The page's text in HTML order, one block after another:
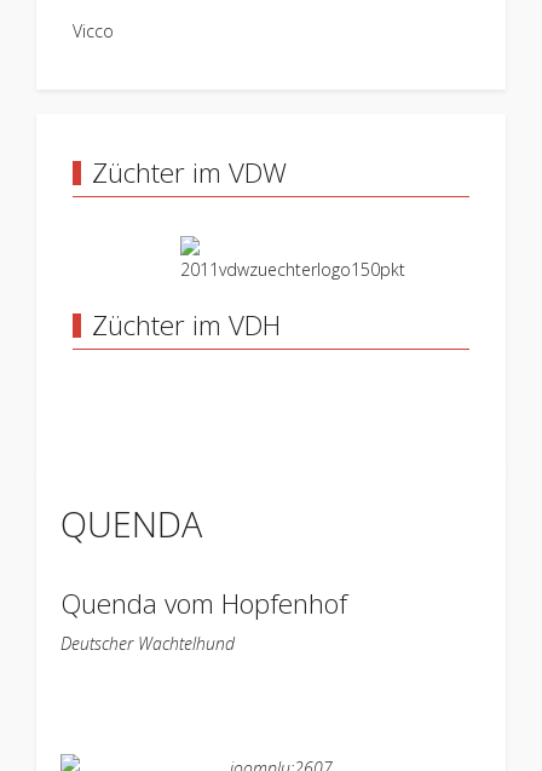
Vicco
Züchter im VDW
Züchter im VDH
QUENDA
Quenda vom Hopfenhof
Deutscher Wachtelhund